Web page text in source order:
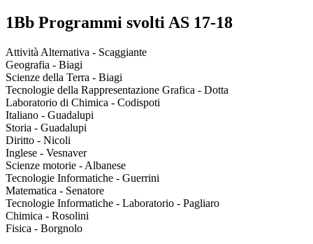
1Bb Programmi svolti AS 17-18
Attività Alternativa - Scaggiante
Geografia - Biagi
Scienze della Terra - Biagi
Tecnologie della Rappresentazione Grafica - Dotta
Laboratorio di Chimica - Codispoti
Italiano - Guadalupi
Storia - Guadalupi
Diritto - Nicoli
Inglese - Vesnaver
Scienze motorie - Albanese
Tecnologie Informatiche - Guerrini
Matematica - Senatore
Tecnologie Informatiche - Laboratorio - Pagliaro
Chimica - Rosolini
Fisica - Borgnolo